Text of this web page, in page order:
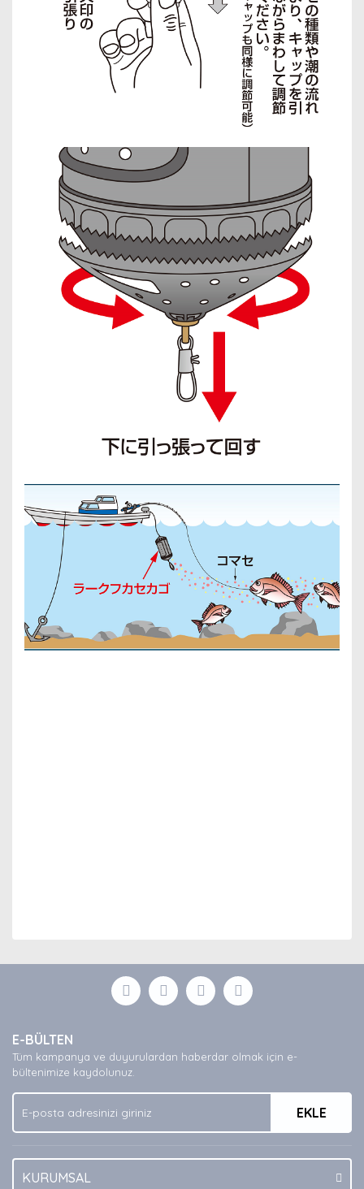
Yorum Yaz
formunu kullanarak tarafımıza iletebilirsiniz.
Görüş ve önerileriniz için teşekkür ederiz.
Ürün açıklamasında eksik bilgiler bulunuyor.
Ürün bilgilerinde hatalar bulunuyor.
Ürün fiyatı diğer sitelerden daha pahalı.
Bu ürüne benzer farklı alternatifler olmalı.
E-BÜLTEN
Tüm kampanya ve duyurulardan haberdar olmak için e-
bültenimize kaydolunuz.
EKLE
KURUMSAL